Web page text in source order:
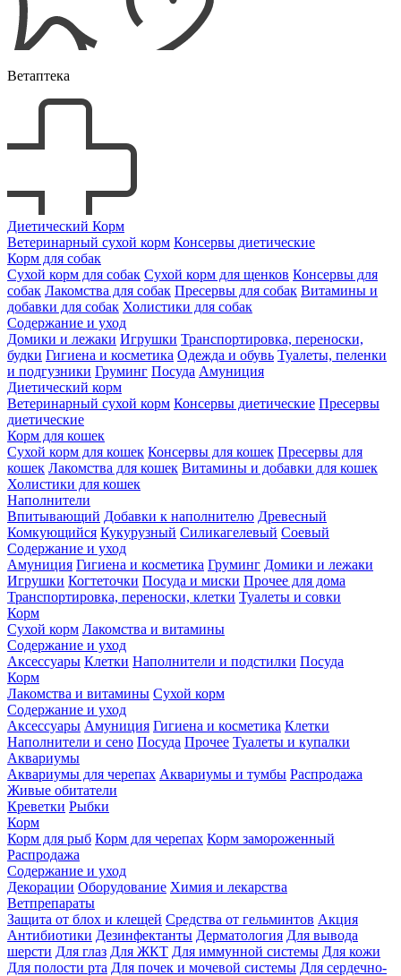
Ветаптека
Диетический Корм
Ветеринарный сухой корм Консервы диетические
Корм для собак
Сухой корм для собак Сухой корм для щенков Консервы для
собак Лакомства для собак Пресервы для собак Витамины и
добавки для собак Холистики для собак
Содержание и уход
Домики и лежаки Игрушки Транспортировка, переноски,
будки Гигиена и косметика Одежда и обувь Туалеты, пеленки
и подгузники Груминг Посуда Амуниция
Диетический корм
Ветеринарный сухой корм Консервы диетические Пресервы
диетические
Корм для кошек
Сухой корм для кошек Консервы для кошек Пресервы для
кошек Лакомства для кошек Витамины и добавки для кошек
Холистики для кошек
Наполнители
Впитывающий Добавки к наполнителю Древесный
Комкующийся Кукурузный Силикагелевый Соевый
Содержание и уход
Амуниция Гигиена и косметика Груминг Домики и лежаки
Игрушки Когтеточки Посуда и миски Прочее для дома
Транспортировка, переноски, клетки Туалеты и совки
Корм
Сухой корм Лакомства и витамины
Содержание и уход
Аксессуары Клетки Наполнители и подстилки Посуда
Корм
Лакомства и витамины Сухой корм
Содержание и уход
Аксессуары Амуниция Гигиена и косметика Клетки
Наполнители и сено Посуда Прочее Туалеты и купалки
Аквариумы
Аквариумы для черепах Аквариумы и тумбы Распродажа
Живые обитатели
Креветки Рыбки
Корм
Корм для рыб Корм для черепах Корм замороженный
Распродажа
Содержание и уход
Декорации Оборудование Химия и лекарства
Ветпрепараты
Защита от блох и клещей Средства от гельминтов Акция
Антибиотики Дезинфектанты Дерматология Для вывода
шерсти Для глаз Для ЖКТ Для иммунной системы Для кожи
Для полости рта Для почек и мочевой системы Для сердечно-